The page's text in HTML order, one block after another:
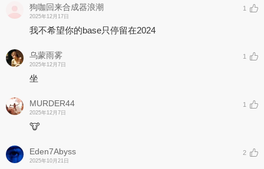
狗咖回来合成器浪潮
2025年12月17日
1
我不希望你的base只停留在2024
乌蒙雨雾
2025年12月7日
1
坐
MURDER44
2025年12月7日
1
🐮
Eden7Abyss
2025年10月21日
2